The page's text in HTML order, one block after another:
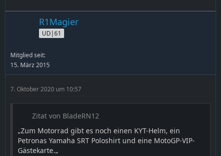
R1Magier
UD|61
Mitglied seit:
15. März 2015
7. Oktober 2020 um 10:57
Zitat von BladeRN12
„Zum Motorrad gibt es noch einen KYT-Helm, ein
Petronas Yamaha SRT Poloshirt und eine MotoGP-VIP-
Gästekarte.„